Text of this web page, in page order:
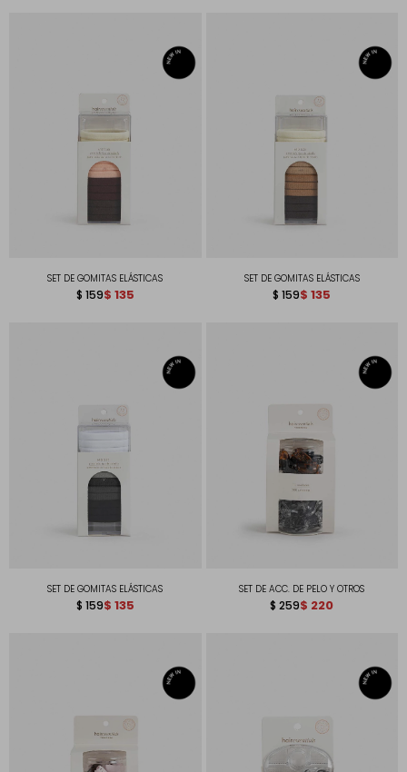
SET DE GOMITAS ELÁSTICAS
$ 159$ 135
SET DE GOMITAS ELÁSTICAS
$ 159$ 135
SET DE GOMITAS ELÁSTICAS
$ 159$ 135
SET DE ACC. DE PELO Y OTROS
$ 259$ 220